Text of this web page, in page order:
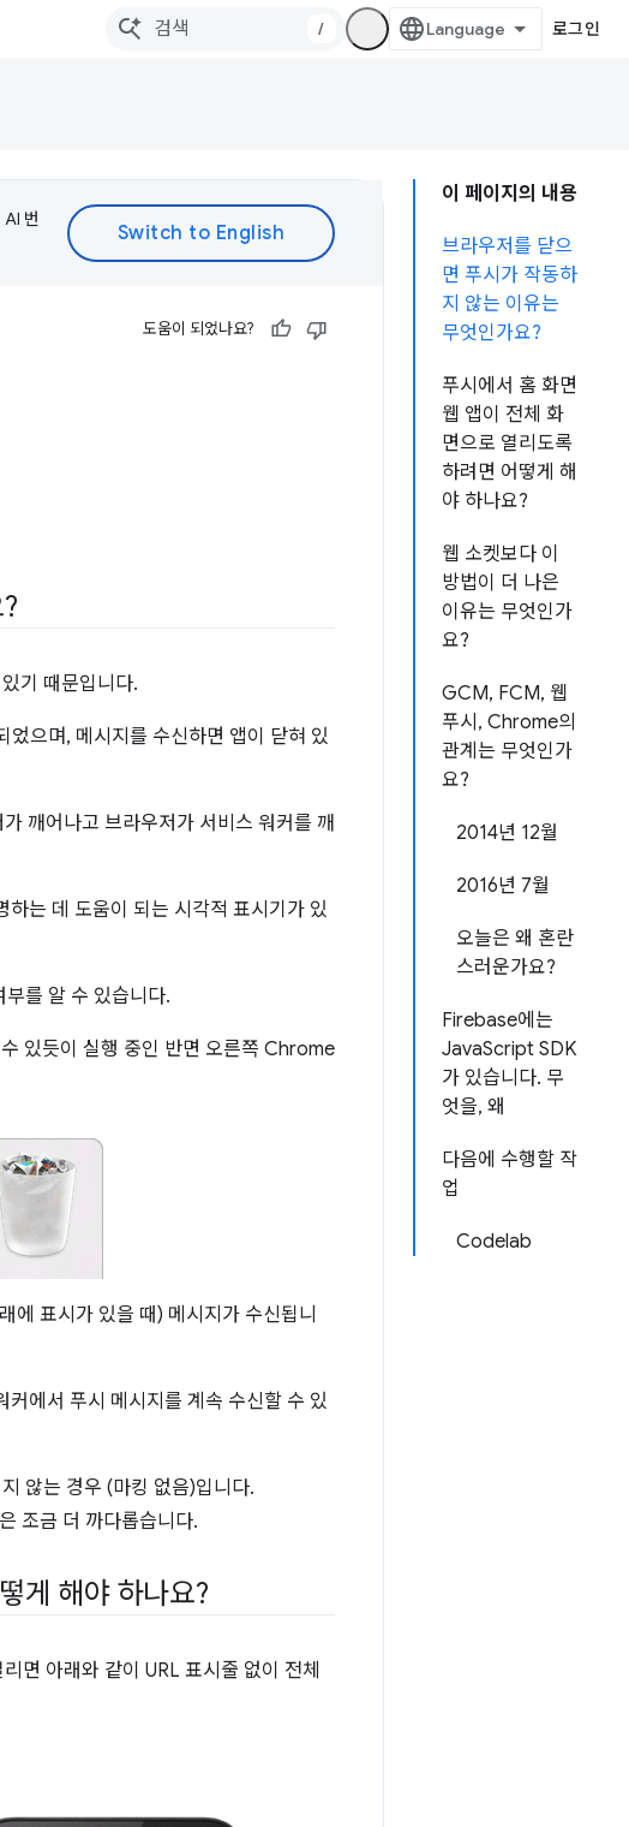
/ 로그인
이 페이지의 내용
브라우저를 닫으
면 푸시가 작동하
지 않는 이유는
무엇인가요?
푸시에서 홈 화면
웹 앱이 전체 화
면으로 열리도록
하려면 어떻게 해
야 하나요?
웹 소켓보다 이
방법이 더 나은
이유는 무엇인가
요?
GCM, FCM, 웹
푸시, Chrome의
관계는 무엇인가
요?
2014년 12월
2016년 7월
오늘은 왜 혼란
스러운가요?
Firebase에는
JavaScript SDK
가 있습니다. 무
엇을, 왜
다음에 수행할 작
업
Codelab
번
도움이 되었나요?
기 때문입니다.
으며, 메시지를 수신하면 앱이 닫혀 있
깨어나고 브라우저가 서비스 워커를 깨
는 데 도움이 되는 시각적 표시기가 있
를 알 수 있습니다.
있듯이 실행 중인 반면 오른쪽 Chrome
에 표시가 있을 때) 메시지가 수신됩니
에서 푸시 메시지를 계속 수신할 수 있
않는 경우 (마킹 없음)입니다.
조금 더 까다롭습니다.
게 해야 하나요?
면 아래와 같이 URL 표시줄 없이 전체